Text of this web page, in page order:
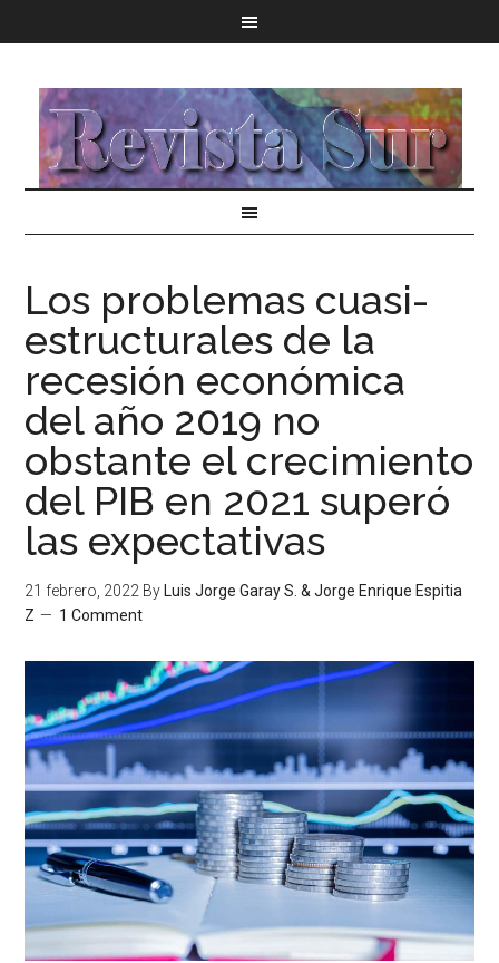
Los problemas cuasi-
estructurales de la
recesión económica
del año 2019 no
obstante el crecimiento
del PIB en 2021 superó
las expectativas
21 febrero, 2022 By Luis Jorge Garay S. & Jorge Enrique Espitia
Z
1 Comment